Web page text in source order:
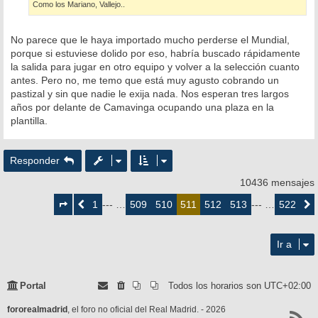
Como los Mariano, Vallejo..
No parece que le haya importado mucho perderse el Mundial,
porque si estuviese dolido por eso, habría buscado rápidamente
la salida para jugar en otro equipo y volver a la selección cuanto
antes. Pero no, me temo que está muy agusto cobrando un
pastizal y sin que nadie le exija nada. Nos esperan tres largos
años por delante de Camavinga ocupando una plaza en la
plantilla.
Responder
10436 mensajes
511
deAnterior
1 --- … 509 510 511 512 513 --- … 522
Ir a
Portal Todos los horarios son UTC+02:00
fororealmadrid , el foro no oficial del Real Madrid. - 2026